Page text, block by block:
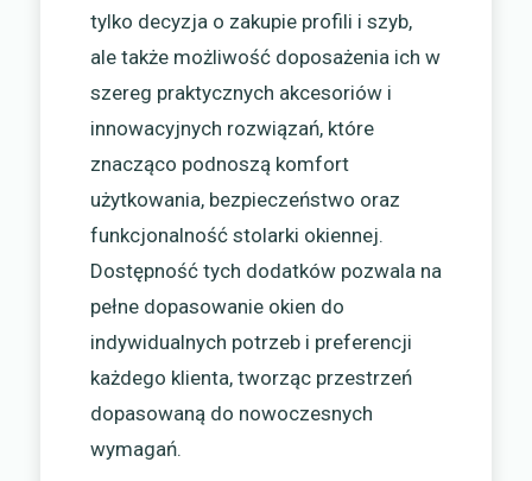
tylko decyzja o zakupie profili i szyb,
ale także możliwość doposażenia ich w
szereg praktycznych akcesoriów i
innowacyjnych rozwiązań, które
znacząco podnoszą komfort
użytkowania, bezpieczeństwo oraz
funkcjonalność stolarki okiennej.
Dostępność tych dodatków pozwala na
pełne dopasowanie okien do
indywidualnych potrzeb i preferencji
każdego klienta, tworząc przestrzeń
dopasowaną do nowoczesnych
wymagań.